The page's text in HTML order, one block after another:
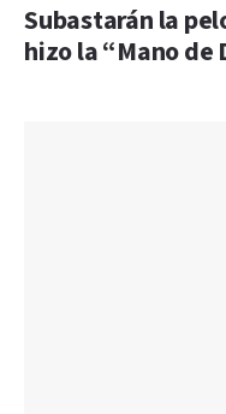
Subastarán la
hizo la “Mano de